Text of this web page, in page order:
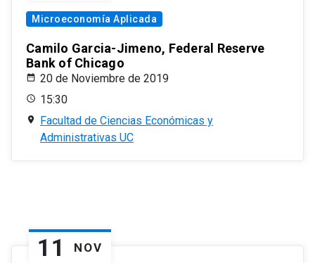
Microeconomía Aplicada
Camilo Garcia-Jimeno, Federal Reserve
Bank of Chicago
20 de Noviembre de 2019
15:30
Facultad de Ciencias Económicas y
Administrativas UC
11 NOV